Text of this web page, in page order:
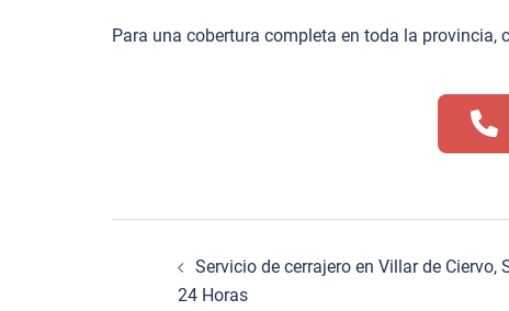
Para una cobertura completa en toda la provincia,
Navegación
Servicio de cerrajero en Villar de Ciervo,
24 Horas